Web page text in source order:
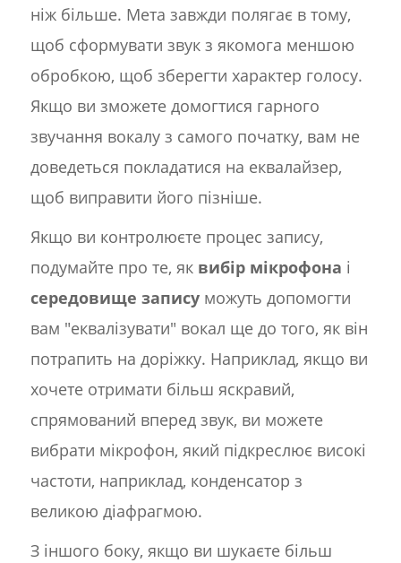
ніж більше. Мета завжди полягає в тому,
щоб сформувати звук з якомога меншою
обробкою, щоб зберегти характер голосу.
Якщо ви зможете домогтися гарного
звучання вокалу з самого початку, вам не
доведеться покладатися на еквалайзер,
щоб виправити його пізніше.
Якщо ви контролюєте процес запису,
подумайте про те, як вибір мікрофона і
середовище записуможуть допомогти
вам "еквалізувати" вокал ще до того, як він
потрапить на доріжку. Наприклад, якщо ви
хочете отримати більш яскравий,
спрямований вперед звук, ви можете
вибрати мікрофон, який підкреслює високі
частоти, наприклад, конденсатор з
великою діафрагмою.
З іншого боку, якщо ви шукаєте більш